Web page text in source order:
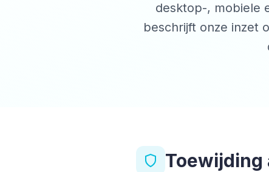
desktop-, mobiele
beschrijft onze inzet
Toewijding